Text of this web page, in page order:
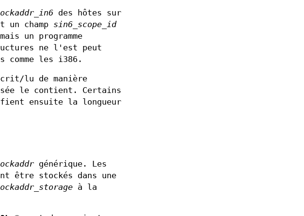
des hôtes sur
un champ sin6_scope_id
un programme
ne l'est peut
les i386.
lu de manière
le contient. Certains
ensuite la longueur
générique. Les
être stockés dans une
à la